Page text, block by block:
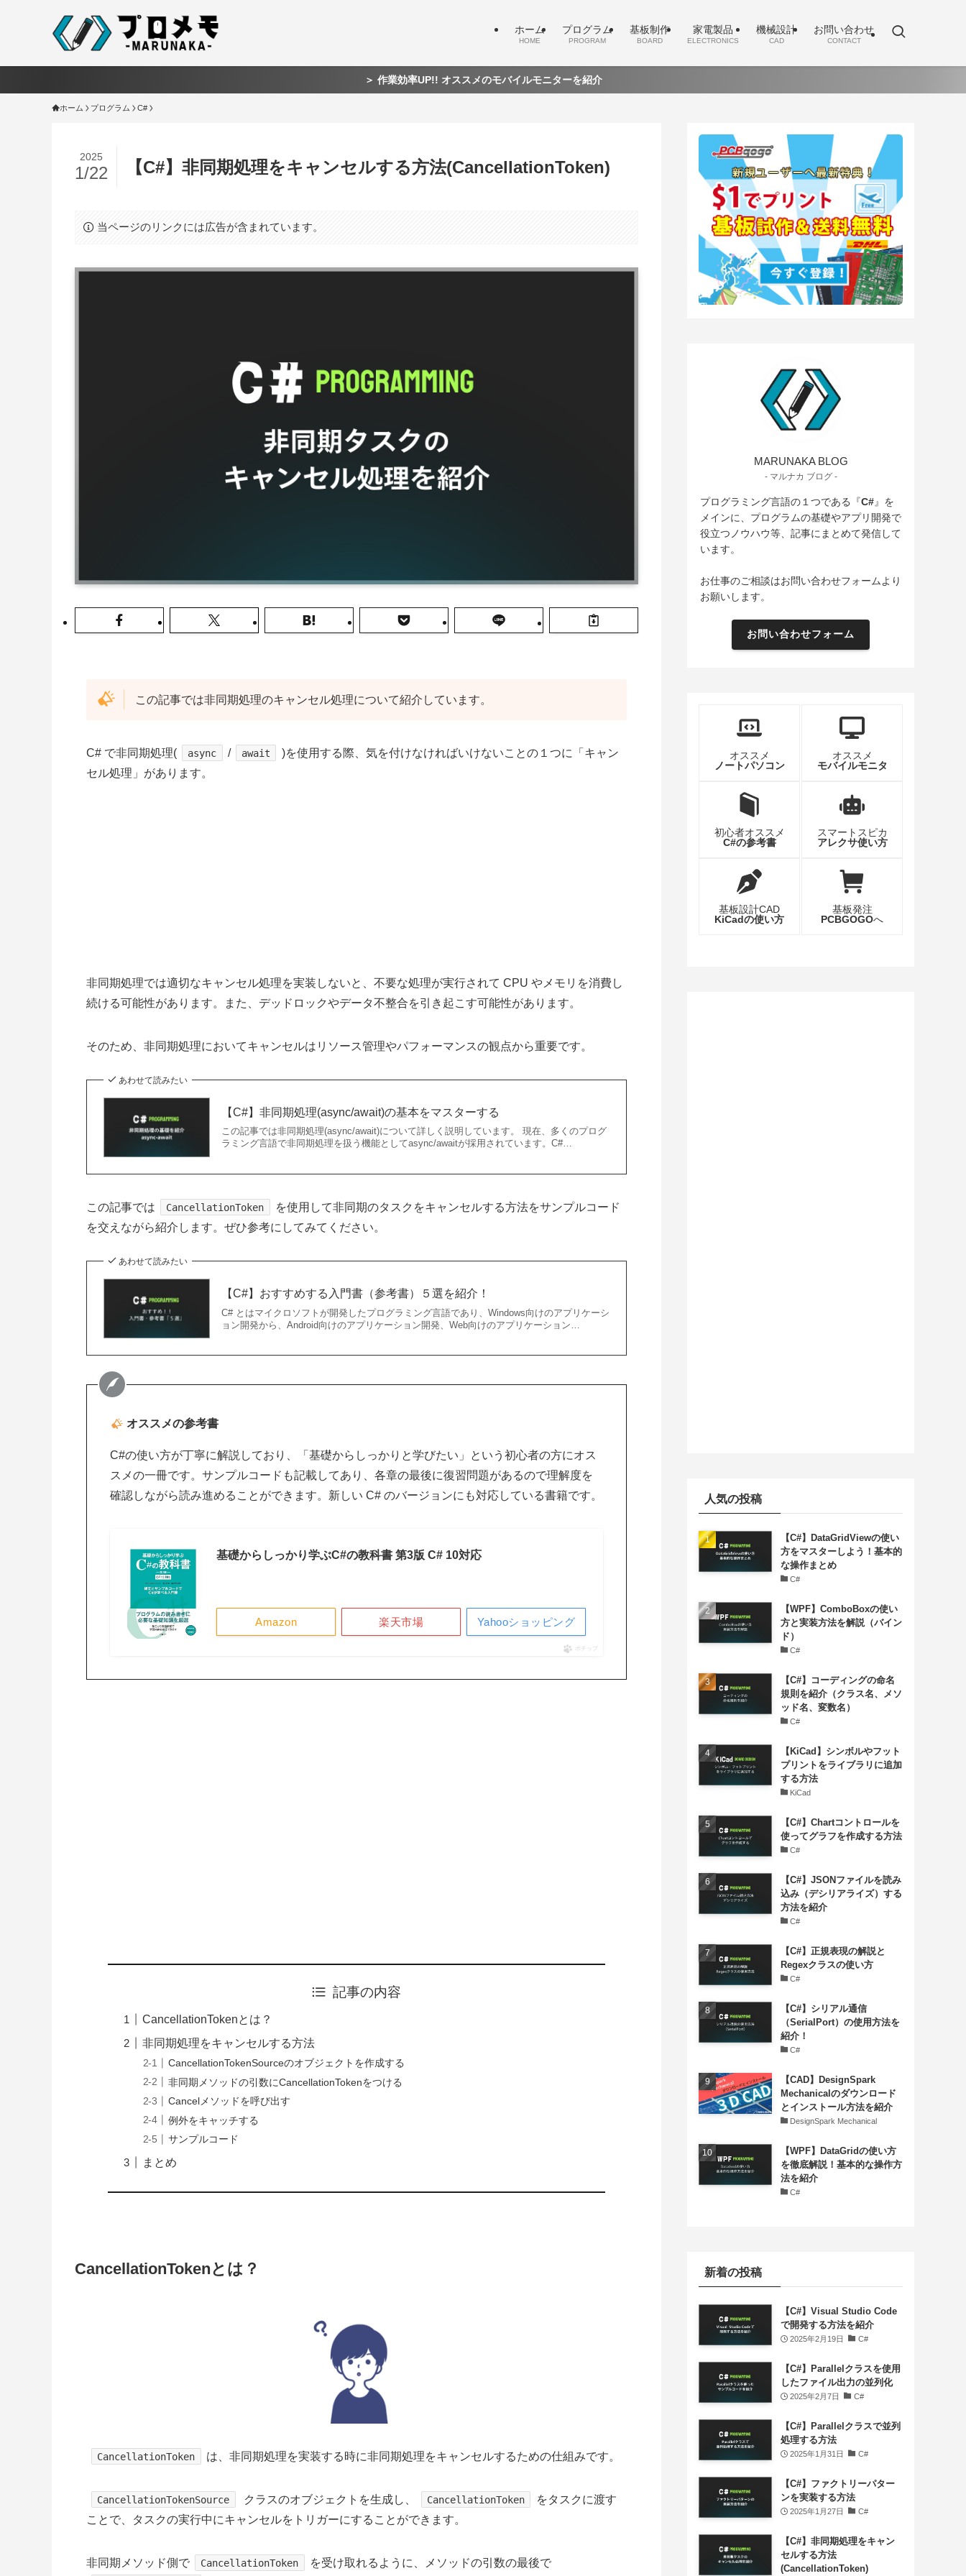
ホーム
HOME
プログラム
PROGRAM
基板制作
BOARD
家電製品
ELECTRONICS
機械設計
CAD
お問い合わせ
CONTACT
＞ 作業効率UP!! オススメのモバイルモニターを紹介
ホーム プログラム C#
【C#】非同期処理をキャンセルする方法(CancellationToken)
2025
1/22
当ページのリンクには広告が含まれています。
この記事では非同期処理のキャンセル処理について紹介しています。
C# で非同期処理( async / await
)を使用する際、気を付けなければいけないことの１つに「キャン
セル処理」があります。
非同期処理では適切なキャンセル処理を実装しないと、不要な処理が実行されて CPU やメモリを消費し
続ける可能性があります。また、デッドロックやデータ不整合を引き起こす可能性があります。
そのため、非同期処理においてキャンセルはリソース管理やパフォーマンスの観点から重要です。
あわせて読みたい
【C#】非同期処理(async/await)の基本をマスターする
この記事では非同期処理(async/await)について詳しく説明しています。 現在、多くのプログ
ラミング言語で非同期処理を扱う機能としてasync/awaitが採用されています。C#…
この記事では CancellationToken
を使用して非同期のタスクをキャンセルする方法をサンプルコード
を交えながら紹介します。ぜひ参考にしてみてください。
あわせて読みたい
【C#】おすすめする入門書（参考書）５選を紹介！
C# とはマイクロソフトが開発したプログラミング言語であり、Windows向けのアプリケーシ
ョン開発から、Android向けのアプリケーション開発、Web向けのアプリケーション…
オススメの参考書
C#の使い方が丁寧に解説しており、「基礎からしっかりと学びたい」という初心者の方にオス
スメの一冊です。サンプルコードも記載してあり、各章の最後に復習問題があるので理解度を
確認しながら読み進めることができます。新しい C# のバージョンにも対応している書籍です。
基礎からしっかり学ぶC#の教科書 第3版 C# 10対応
Amazon 楽天市場 Yahooショッピング
ポチップ
記事の内容
CancellationTokenとは？
非同期処理をキャンセルする方法
CancellationTokenSourceのオブジェクトを作成する
非同期メソッドの引数にCancellationTokenをつける
Cancelメソッドを呼び出す
例外をキャッチする
サンプルコード
まとめ
CancellationTokenとは？
CancellationToken は、非同期処理を実装する時に非同期処理をキャンセルするための仕組みです。
CancellationTokenSource クラスのオブジェクトを生成し、 CancellationToken
をタスクに渡す
ことで、タスクの実行中にキャンセルをトリガーにすることができます。
非同期メソッド側で CancellationToken を受け取れるように、メソッドの引数の最後で
MARUNAKA BLOG
- マルナカ ブログ -
プログラミング言語の１つである『C#』を
メインに、プログラムの基礎やアプリ開発で
役立つノウハウ等、記事にまとめて発信して
います。
お仕事のご相談はお問い合わせフォームより
お願いします。
お問い合わせフォーム
オススメ
ノートパソコン
オススメ
モバイルモニタ
初心者オススメ
C#の参考書
スマートスピカ
アレクサ使い方
基板設計CAD
KiCadの使い方
基板発注
PCBGOGOへ
人気の投稿
【C#】DataGridViewの使い
方をマスターしよう！基本的
な操作まとめ
C#
【WPF】ComboBoxの使い
方と実装方法を解説（バイン
ド）
C#
【C#】コーディングの命名
規則を紹介（クラス名、メソ
ッド名、変数名）
C#
【KiCad】シンボルやフット
プリントをライブラリに追加
する方法
KiCad
【C#】Chartコントロールを
使ってグラフを作成する方法
C#
【C#】JSONファイルを読み
込み（デシリアライズ）する
方法を紹介
C#
【C#】正規表現の解説と
Regexクラスの使い方
C#
【C#】シリアル通信
（SerialPort）の使用方法を
紹介！
C#
【CAD】DesignSpark
Mechanicalのダウンロード
とインストール方法を紹介
DesignSpark Mechanical
【WPF】DataGridの使い方
を徹底解説！基本的な操作方
法を紹介
C#
新着の投稿
【C#】Visual Studio Code
で開発する方法を紹介
2025年2月19日 C#
【C#】Parallelクラスを使用
したファイル出力の並列化
2025年2月7日 C#
【C#】Parallelクラスで並列
処理する方法
2025年1月31日 C#
【C#】ファクトリーパター
ンを実装する方法
2025年1月27日 C#
【C#】非同期処理をキャン
セルする方法
(CancellationToken)